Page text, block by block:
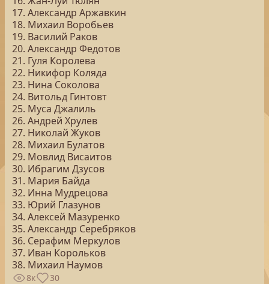
17. Александр Аржавкин
18. Михаил Воробьев
19. Василий Раков
20. Александр Федотов
21. Гуля Королева
22. Никифор Коляда
23. Нина Соколова
24. Витольд Гинтовт
25. Муса Джалиль
26. Андрей Хрулев
27. Николай Жуков
28. Михаил Булатов
29. Мовлид Висаитов
30. Ибрагим Дзусов
31. Мария Байда
32. Инна Мудрецова
33. Юрий Глазунов
34. Алексей Мазуренко
35. Александр Серебряков
36. Серафим Меркулов
37. Иван Корольков
38. Михаил Наумов
8к 30